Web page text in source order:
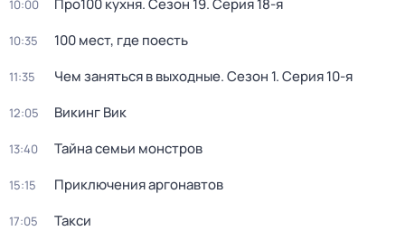
10:00 Про100 кухня. Сезон 19. Серия 18-я
10:35 100 мест, где поесть
11:35 Чем заняться в выходные. Сезон 1. Серия 10-я
12:05 Викинг Вик
13:40 Тайна семьи монстров
15:15 Приключения аргонавтов
17:05 Такси